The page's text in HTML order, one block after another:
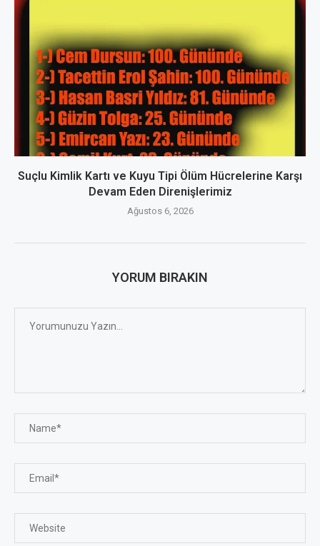
Suçlu Kimlik Kartı ve Kuyu Tipi Ölüm Hücrelerine Karşı
Devam Eden Direnişlerimiz
Ağustos 6, 2026
YORUM BIRAKIN